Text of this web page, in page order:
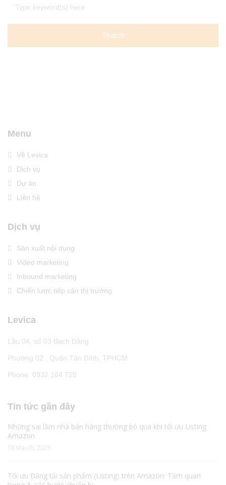
Menu
Về Levica
Dịch vụ
Dự án
Liên hệ
Dịch vụ
Sản xuất nội dung
Video marketing
Inbound marketing
Chiến lược tiếp cận thị trường
Levica
Lầu 04, số 03 Bạch Đằng
Phường 02 , Quận Tân Bình, TPHCM
Phone: 0932 164 728
Tin tức gần đây
Những sai lầm nhà bán hàng thường bỏ qua khi tối ưu Listing
Amazon
18 March, 2025
Tối ưu Đăng tải sản phẩm (Listing) trên Amazon: Tầm quan